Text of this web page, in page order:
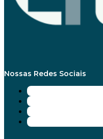
Nossas Redes Sociais